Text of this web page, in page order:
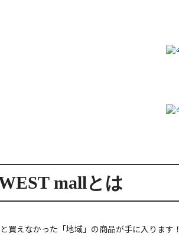
mallとは
買えなかった「地域」の商品が手に入ります！